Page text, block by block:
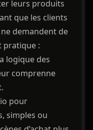
leurs produits
que les clients
demandent de
pratique :
logique des
comprenne
pour
simples ou